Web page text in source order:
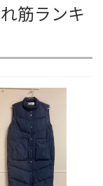
筋ランキ